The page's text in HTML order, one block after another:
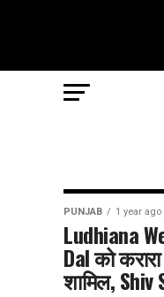
PUNJAB 1 year ago
Ludhiana
Dal को
शामिल, Shiv